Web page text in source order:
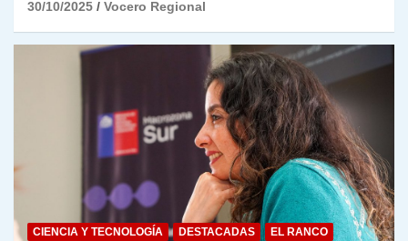
30/10/2025 Vocero Regional
CIENCIA Y TECNOLOGÍA DESTACADAS
EL RANCO